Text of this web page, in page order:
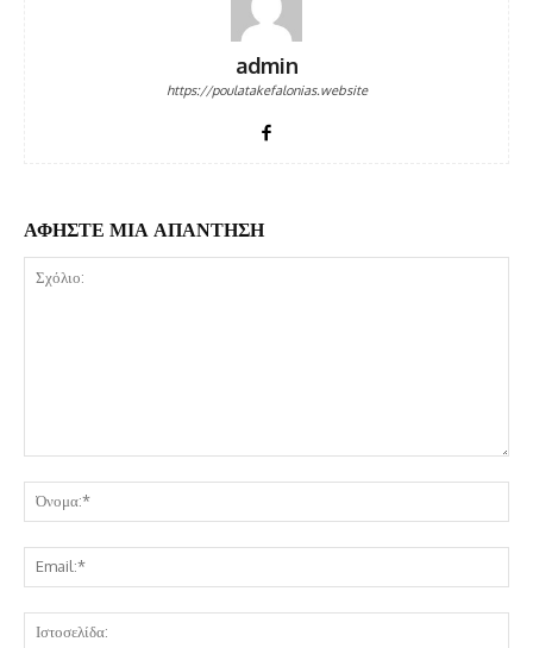
admin
https://poulatakefalonias.website
ΑΦΗΣΤΕ ΜΙΑ ΑΠΑΝΤΗΣΗ